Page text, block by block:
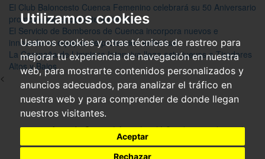
Utilizamos cookies
Usamos cookies y otras técnicas de rastreo para
mejorar tu experiencia de navegación en nuestra
web, para mostrarte contenidos personalizados y
anuncios adecuados, para analizar el tráfico en
nuestra web y para comprender de donde llegan
nuestros visitantes.
Aceptar
Rechazar
El Club Baloncesto Cuenca Femenino celebrará su 50 Aniversario
promoviendo el deporte femenino
El Servicio de Bomberos de Cuenca incorpora nuevos e
innovadores equipos de protección individual
La Campaña de Limpieza Intensiva llega este jueves a Tiradores
Altos y Bajos
<
© 2026 Ayto. de Cuenca|Aviso legal|Condiciones de uso|
Accesibilidad